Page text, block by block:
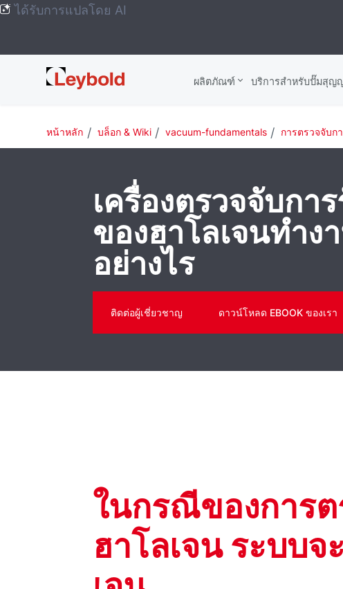
ได้รับการแปลโดย AI
Leybold
Global
ผลิตภัณฑ์ บริการสําหรับปั๊มสุญ
หน้าหลัก บล็อก & Wiki vacuum-fundamentals การตรวจจับก
เครื่องตรวจจับกา
ของฮาโลเจนทําง
อย่างไร
ติดต่อผู้เชี่ยวชาญ ดาวน์โหลด EBOOK ของเรา
ในกรณีของการต
ฮาโลเจน ระบบ